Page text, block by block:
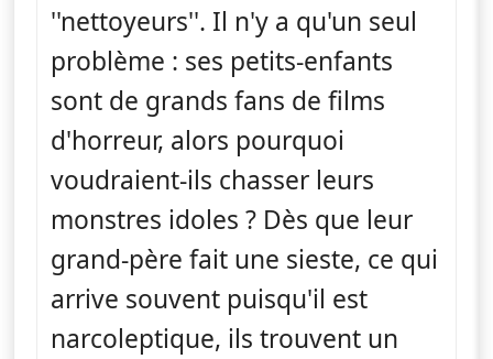
''nettoyeurs''. Il n'y a qu'un seul
problème : ses petits-enfants
sont de grands fans de films
d'horreur, alors pourquoi
voudraient-ils chasser leurs
monstres idoles ? Dès que leur
grand-père fait une sieste, ce qui
arrive souvent puisqu'il est
narcoleptique, ils trouvent un